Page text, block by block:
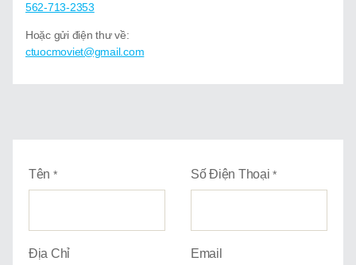
Video Tự Học và Dạy Tiếng Việt
Gây Quỹ
562-713-2353
Hoặc gửi điện thư về:
ctuocmoviet@gmail.com
Tên * Số Điện Thoại*
Địa Chỉ Email